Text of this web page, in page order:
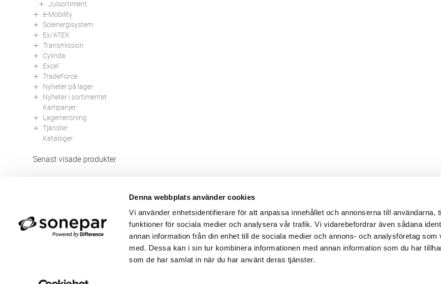
Denna webbplats använder cookies
Vi använder enhetsidentifierare för att anpassa innehållet och annonserna till användarna,
funktioner för sociala medier och analysera vår trafik. Vi vidarebefordrar även sådana
annan information från din enhet till de sociala medier och annons- och analysföretag som
med. Dessa kan i sin tur kombinera informationen med annan information som du har
som de har samlat in när du har använt deras tjänster.
Julsortiment
e-Mobility
Solenergisystem
Ex/ATEX
Transmission
Cylinda
Excel
TradeForce
Nyheter på lager
Nyheter i sortimentet
Kampanjer
Lagerrensning
Tjänster
Kataloger
Senast visade produkter
Felanmälan
Returer
Beställa PDF fakturor
Användarvillkor
Integritetspolicy
Öppettider
Ny kund/användare
Våra varumärken
Leverans- och
Elektronisk kommunikation
Produktväljare